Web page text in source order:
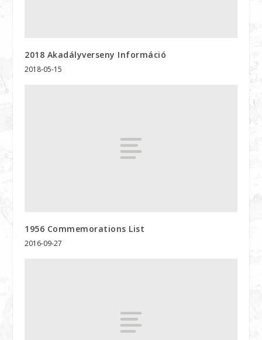
2018 Akadályverseny Információ
2018-05-15
1956 Commemorations List
2016-09-27